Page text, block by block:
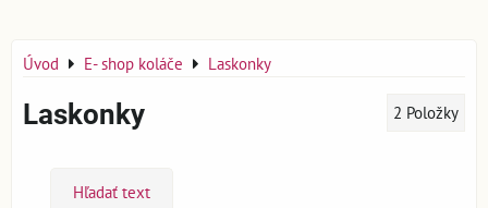
Úvod E- shop koláče Laskonky
Laskonky 2 Položky
Hľadať text